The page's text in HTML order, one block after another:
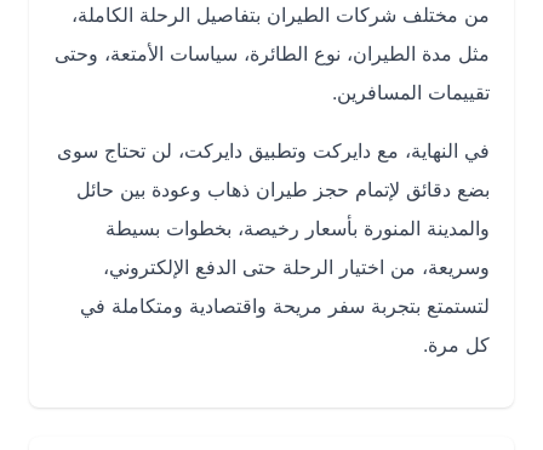
من مختلف شركات الطيران بتفاصيل الرحلة الكاملة،
مثل مدة الطيران، نوع الطائرة، سياسات الأمتعة، وحتى
تقييمات المسافرين.
في النهاية، مع دايركت وتطبيق دايركت، لن تحتاج سوى
بضع دقائق لإتمام حجز طيران ذهاب وعودة بين حائل
والمدينة المنورة بأسعار رخيصة، بخطوات بسيطة
وسريعة، من اختيار الرحلة حتى الدفع الإلكتروني،
لتستمتع بتجربة سفر مريحة واقتصادية ومتكاملة في
كل مرة.